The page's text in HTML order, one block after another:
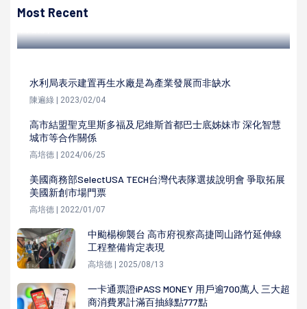
Most Recent
國小生參與實驗體驗科學
水利局表示建置再生水廠是為產業發展而非缺水
陳遍綠 | 2023/02/04
高市結盟聖克里斯多福及尼維斯首都巴士底姊妹市 深化智慧
城市等合作關係
高培德 | 2024/06/25
美國商務部SelectUSA TECH台灣代表隊選拔說明會 爭取拓展
美國新創市場門票
高培德 | 2022/01/07
中颱楊柳襲台 高市府視察高捷岡山路竹延伸線
工程整備肯定表現
高培德 | 2025/08/13
一卡通票證iPASS MONEY 用戶逾700萬人 三大超
商消費累計滿百抽綠點777點